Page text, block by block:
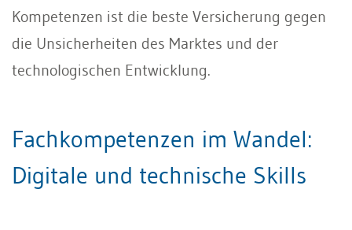
Kompetenzen ist die beste Versicherung gegen
die Unsicherheiten des Marktes und der
technologischen Entwicklung.
Fachkompetenzen im Wandel:
Digitale und technische Skills